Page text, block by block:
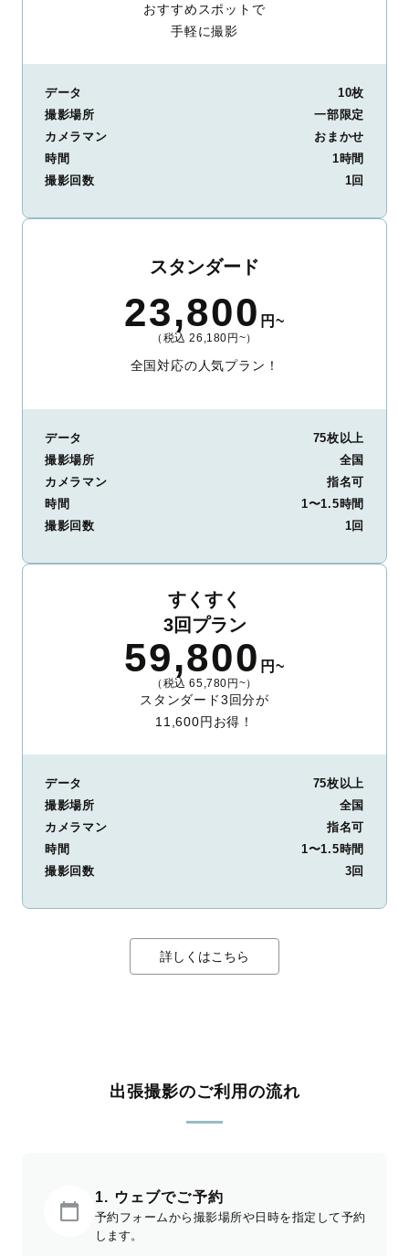
おすすめスポットで
手軽に撮影
データ
10枚
撮影場所
一部限定
カメラマン
おまかせ
時間
1時間
撮影回数
1回
スタンダード
23,800 円~
（税込 26,180円~）
全国対応の人気プラン！
データ
75枚以上
撮影場所
全国
カメラマン
指名可
時間
1〜1.5時間
撮影回数
1回
すくすく
3回プラン
59,800 円~
（税込 65,780円~）
スタンダード3回分が
11,600円お得！
データ
75枚以上
撮影場所
全国
カメラマン
指名可
時間
1〜1.5時間
撮影回数
3回
詳しくはこちら
出張撮影のご利用の流れ
1. ウェブでご予約
予約フォームから撮影場所や日時を指定して予約
します。